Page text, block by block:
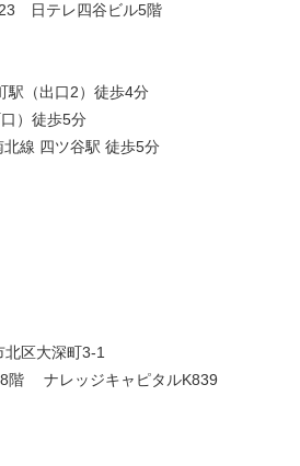
日テレ四谷ビル5階
駅（出口2）徒歩4分
）徒歩5分
線 四ツ谷駅 徒歩5分
北区大深町3-1
8階 ナレッジキャピタルK839